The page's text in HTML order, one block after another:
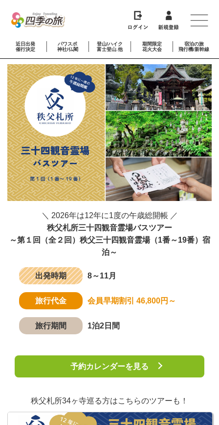
近日出発
催行決定
パワスポ
神社/仏閣
登山/ハイク
富士登山.他
期間限定
花火大会
宿泊の旅
飛行機/新幹線
＼ 2026年は12年に1度の午歳総開帳 ／
秩父札所三十四観音霊場バスツアー
～第１回（全２回）秩父三十四観音霊場（1番～19番）宿
泊～
秩父札所34ヶ寺巡る方はこちらのツアーも！
出発時期 8～11月
旅行代金 会員早期割引 46,800円～
旅行期間 1泊2日間
予約カレンダーを見る